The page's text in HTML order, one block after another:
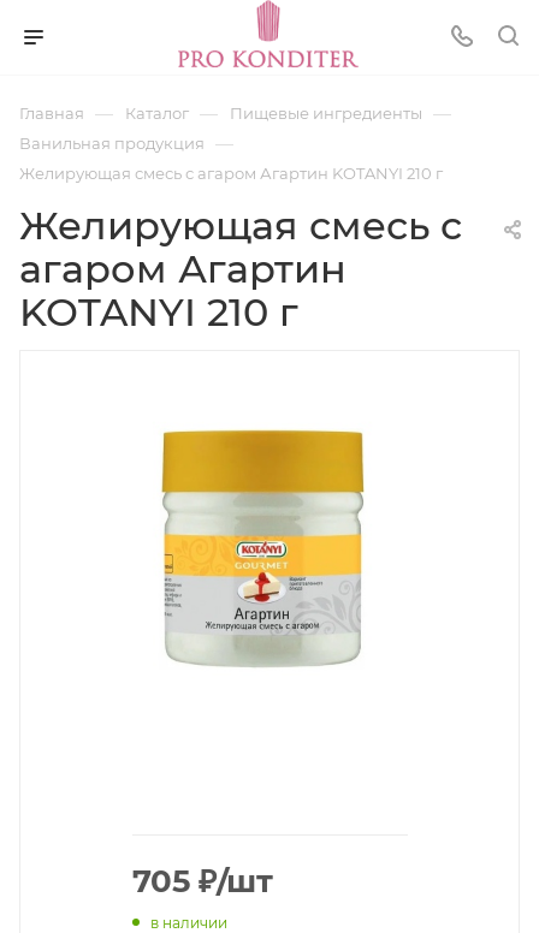
Главная — Каталог — Пищевые ингредиенты —
Ванильная продукция —
Желирующая смесь с агаром Агартин KOTANYI 210 г
Желирующая смесь с
агаром Агартин
KOTANYI 210 г
705₽/шт
в наличии